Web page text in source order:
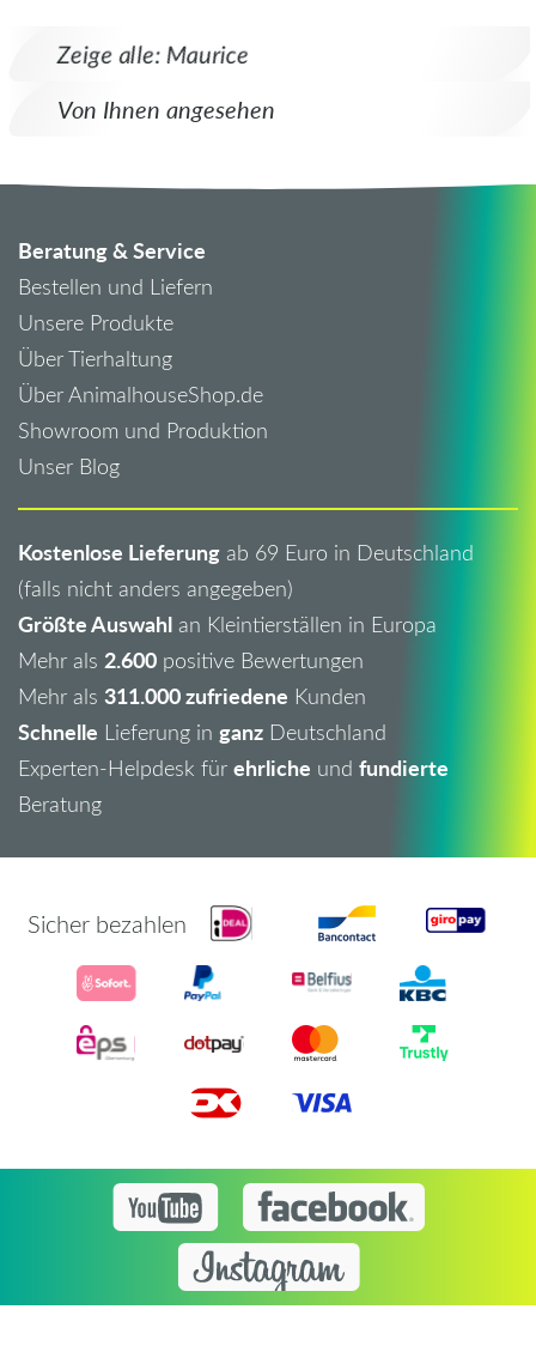
Zeige alle: Maurice
Von Ihnen angesehen
Beratung & Service
Bestellen und Liefern
Unsere Produkte
Über Tierhaltung
Über AnimalhouseShop.de
Showroom und Produktion
Unser Blog
Kostenlose Lieferung ab 69 Euro in Deutschland
(falls nicht anders angegeben)
Größte Auswahl an Kleintierställen in Europa
Mehr als 2.600 positive Bewertungen
Mehr als 311.000 zufriedene Kunden
Schnelle Lieferung in ganz Deutschland
Experten-Helpdesk für ehrliche und fundierte
Beratung
Sicher bezahlen